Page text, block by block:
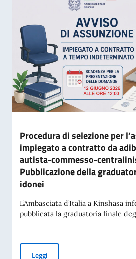
Procedura di selezione per
impiegato a contratto da
autista-commesso-
Pubblicazione della
idonei
L’Ambasciata d’Italia a Kinshasa
pubblicata la graduatoria finale
LeggiProcedura di selezione per